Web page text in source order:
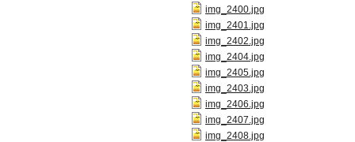
img_2400.jpg
img_2401.jpg
img_2402.jpg
img_2404.jpg
img_2405.jpg
img_2403.jpg
img_2406.jpg
img_2407.jpg
img_2408.jpg